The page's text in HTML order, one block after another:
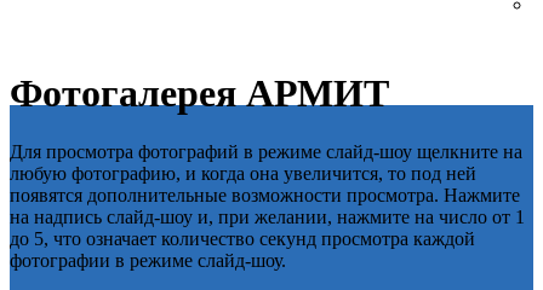
Фотогалерея АРМИТ
Для просмотра фотографий в режиме слайд-шоу щелкните на
любую фотографию, и когда она увеличится, то под ней
появятся дополнительные возможности просмотра. Нажмите
на надпись слайд-шоу и, при желании, нажмите на число от 1
до 5, что означает количество секунд просмотра каждой
фотографии в режиме слайд-шоу.